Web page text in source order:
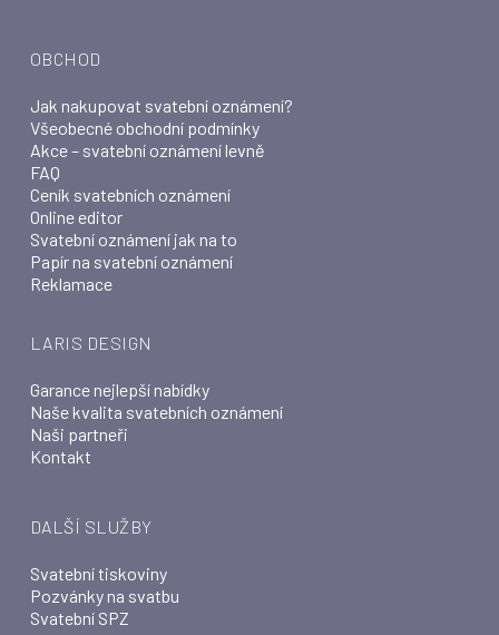
OBCHOD
Jak nakupovat svatební oznámení?
Všeobecné obchodní podmínky
Akce – svatební oznámení levně
FAQ
Ceník svatebních oznámení
Online editor
Svatební oznámení jak na to
Papír na svatební oznámení
Reklamace
LARIS DESIGN
Garance nejlepší nabídky
Naše kvalita svatebních oznámení
Naši partneři
Kontakt
DALŠÍ SLUŽBY
Svatební tiskoviny
Pozvánky na svatbu
Svatební SPZ